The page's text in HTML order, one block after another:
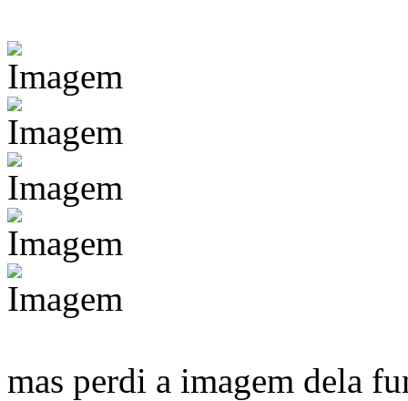
mas perdi a imagem dela